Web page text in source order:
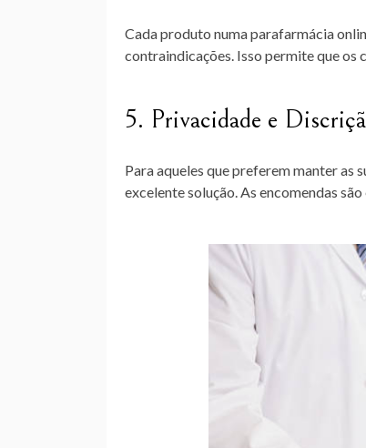
Cada produto numa parafarmácia
contraindicações. Isso permite que os
5. Privacidade e
Para aqueles que preferem manter as
excelente solução. As encomendas